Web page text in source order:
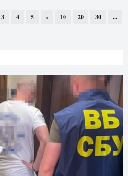
3 4 5 » 10 20 30
...